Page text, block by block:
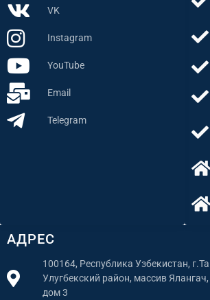
АДРЕС
100164, Республика Узбекистан,
Улугбекский район, массив
дом 3
VK
Instagram
YouTube
Email
Telegram